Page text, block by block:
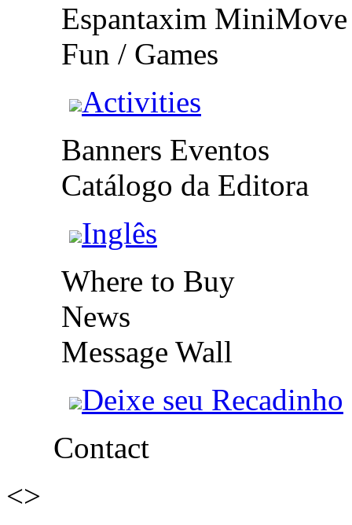
Espantaxim MiniMove
Fun / Games
Activities
Banners Eventos
Catálogo da Editora
Inglês
Where to Buy
News
Message Wall
Deixe seu Recadinho
Contact
<>